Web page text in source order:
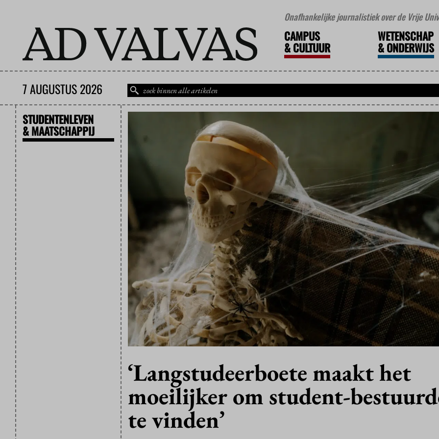
Onafhankelijke journalistiek over de Vrije
CAMPUS
&CULTUUR
WETENSCHAP
&ONDERWIJS
7 AUGUSTUS 2026
STUDENTENLEVEN
& MAATSCHAPPIJ
‘Langstudeerboete maakt het
moeilijker om student-
te vinden’